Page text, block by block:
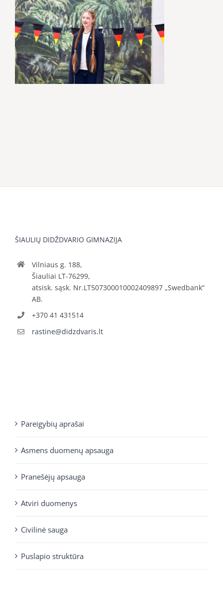
ŠIAULIŲ DIDŽDVARIO GIMNAZIJA
Vilniaus g. 188,
Šiauliai LT-76299,
atsisk. sąsk. Nr.LT507300010002409897 „Swedbank“
AB.
+370 41 431514
rastine@didzdvaris.lt
Pareigybių aprašai
Asmens duomenų apsauga
Pranešėjų apsauga
Atviri duomenys
Civilinė sauga
Puslapio struktūra